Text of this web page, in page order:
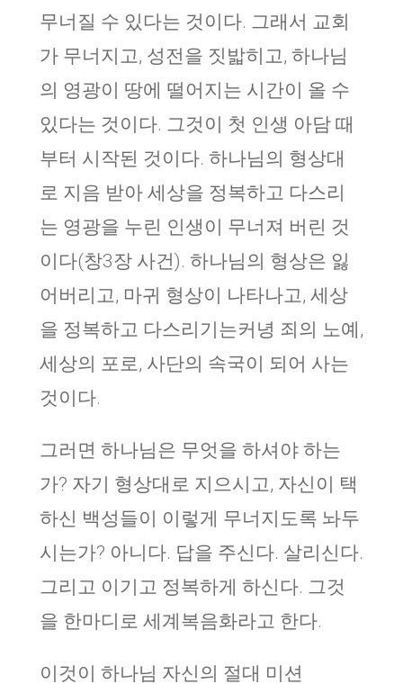
무너질 수 있다는 것이다. 그래서 교회
가 무너지고, 성전을 짓밟히고, 하나님
의 영광이 땅에 떨어지는 시간이 올 수
있다는 것이다. 그것이 첫 인생 아담 때
부터 시작된 것이다. 하나님의 형상대
로 지음 받아 세상을 정복하고 다스리
는 영광을 누린 인생이 무너져 버린 것
이다(창3장 사건). 하나님의 형상은 잃
어버리고, 마귀 형상이 나타나고, 세상
을 정복하고 다스리기는커녕 죄의 노예,
세상의 포로, 사단의 속국이 되어 사는
것이다.
그러면 하나님은 무엇을 하셔야 하는
가? 자기 형상대로 지으시고, 자신이 택
하신 백성들이 이렇게 무너지도록 놔두
시는가? 아니다. 답을 주신다. 살리신다.
그리고 이기고 정복하게 하신다. 그것
을 한마디로 세계복음화라고 한다.
이것이 하나님 자신의 절대 미션